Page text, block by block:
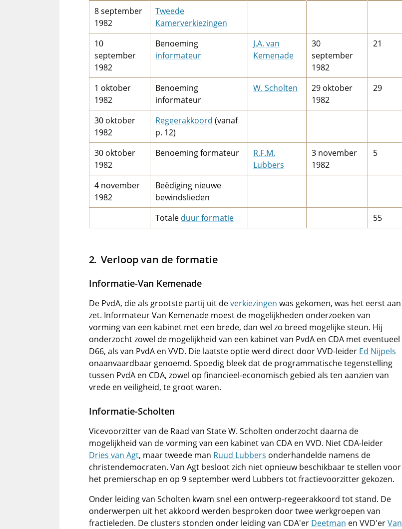
8 september
1982
Tweede
Kamerverkiezingen
10
september
1982
Benoeming
informateur
J.A. van
Kemenade
30
september
1982
21
1 oktober
1982
Benoeming
informateur
W.­ Scholten
29 oktober
1982
29
30 oktober
1982
Regeerakkoord (vanaf
p. 12)
30 oktober
1982
Benoeming formateur
R.F.M.
Lubbers
3 november
1982
5
4 november
1982
Beëdiging nieuwe
bewindslieden
Totale duur formatie 55
Verloop van de formatie
Informatie-Van Kemenade
De PvdA, die als grootste partij uit deverkiezingen was gekomen, was het eerst aan
zet. Informateur Van Kemenade moest de mogelijkheden onderzoeken van
vorming van een kabinet met een brede, dan wel zo breed mogelijke steun. Hij
onderzocht zowel de mogelijkheid van een kabinet van PvdA en CDA met eventueel
D66, als van PvdA en VVD. Die laatste optie werd direct door VVD-leider Ed Nijpels
onaanvaardbaar genoemd. Spoedig bleek dat de programmatische tegenstelling
tussen PvdA en CDA, zowel op financieel-economisch gebied als ten aanzien van
vrede en veiligheid, te groot waren.
Informatie-Scholten
Vicevoorzitter van de Raad van State W. Scholten onderzocht daarna de
mogelijkheid van de vorming van een kabinet van CDA en VVD. Niet CDA-leider
Dries van Agt, maar tweede man Ruud Lubbers onderhandelde namens de
christendemocraten. Van Agt besloot zich niet opnieuw beschikbaar te stellen voor
het premierschap en op 9 september werd Lubbers tot fractievoorzitter gekozen.
Onder leiding van Scholten kwam snel een ontwerp-regeerakkoord tot stand. De
onderwerpen uit het akkoord werden besproken door twee werkgroepen van
fractieleden. De clusters stonden onder leiding van CDA'er Deetman en VVD'erVan